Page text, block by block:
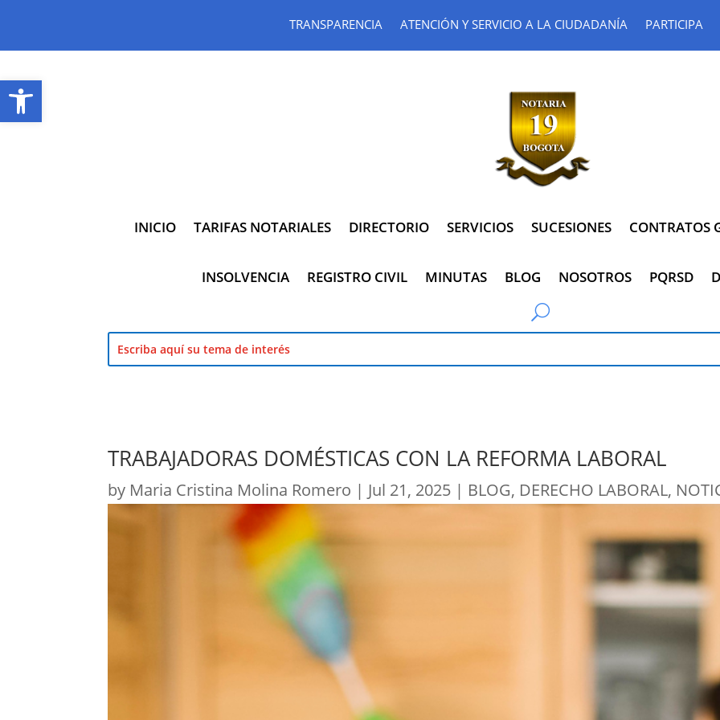
Abrir barra de herramientas
TRANSPARENCIA ATENCIÓN Y SERVICIO A LA CIUDADANÍA PARTICIPA
INICIO TARIFAS NOTARIALES DIRECTORIO SERVICIOS SUCESIONES CONTRATOS
INSOLVENCIA REGISTRO CIVIL MINUTAS BLOG NOSOTROS PQRSD
TRABAJADORAS DOMÉSTICAS CON LA REFORMA LABORAL
by Maria Cristina Molina Romero | Jul 21, 2025 | BLOG, DERECHO LABORAL,